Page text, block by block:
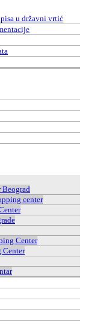
u državni vrtić
Beograd
center
Center
Center